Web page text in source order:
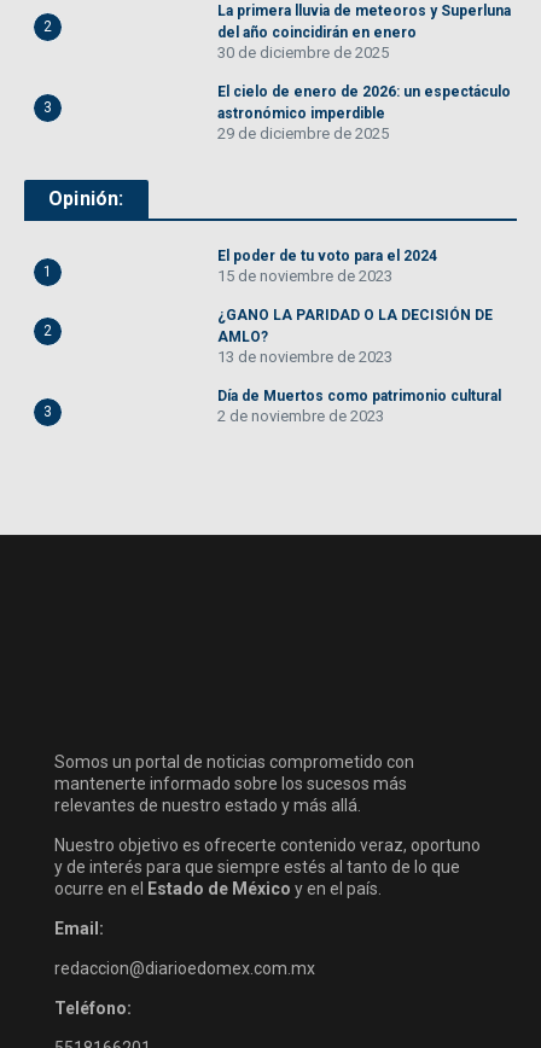
2
La primera lluvia de meteoros y Superluna
del año coincidirán en enero
30 de diciembre de 2025
3
El cielo de enero de 2026: un espectáculo
astronómico imperdible
29 de diciembre de 2025
Opinión:
1
El poder de tu voto para el 2024
15 de noviembre de 2023
2
¿GANO LA PARIDAD O LA DECISIÓN DE
AMLO?
13 de noviembre de 2023
3
Día de Muertos como patrimonio cultural
2 de noviembre de 2023
Somos un portal de noticias comprometido con
mantenerte informado sobre los sucesos más
relevantes de nuestro estado y más allá.
Nuestro objetivo es ofrecerte contenido veraz, oportuno
y de interés para que siempre estés al tanto de lo que
ocurre en el
Estado de México y en el país.
Email:
redaccion@diarioedomex.com.mx
Teléfono: